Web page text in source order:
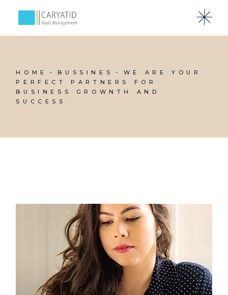
HOME BUSSINES
WE ARE YOUR
PERFECT PARTNERS FOR
BUSINESS GROWNTH AND
SUCCESS.